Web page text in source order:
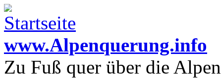
Direkt zum Inhalt
www.Alpenquerung.info
Zu Fuß quer über die Alpen